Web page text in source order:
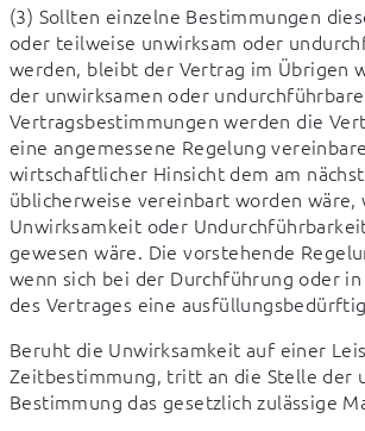
(3) Sollten einzelne Bestimmungen
oder teilweise unwirksam oder
werden, bleibt der Vertrag im Übrigen
der unwirksamen oder
Vertragsbestimmungen werden die
eine angemessene Regelung
wirtschaftlicher Hinsicht dem am
üblicherweise vereinbart worden wäre,
Unwirksamkeit oder
gewesen wäre. Die vorstehende
wenn sich bei der Durchführung oder
des Vertrages eine
Beruht die Unwirksamkeit auf einer
Zeitbestimmung, tritt an die Stelle der
Bestimmung das gesetzlich zulässige